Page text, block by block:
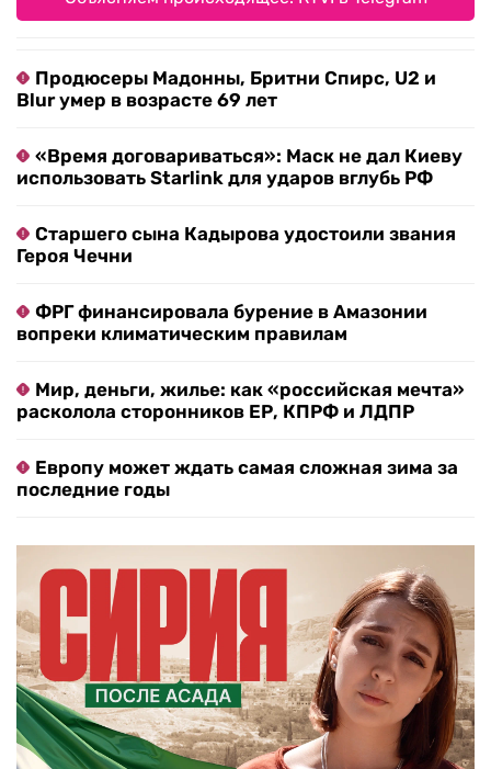
Продюсеры Мадонны, Бритни Спирс, U2 и
Blur умер в возрасте 69 лет
«Время договариваться»: Маск не дал Киеву
использовать Starlink для ударов вглубь РФ
Старшего сына Кадырова удостоили звания
Героя Чечни
ФРГ финансировала бурение в Амазонии
вопреки климатическим правилам
Мир, деньги, жилье: как «российская мечта»
расколола сторонников ЕР, КПРФ и ЛДПР
Европу может ждать самая сложная зима за
последние годы